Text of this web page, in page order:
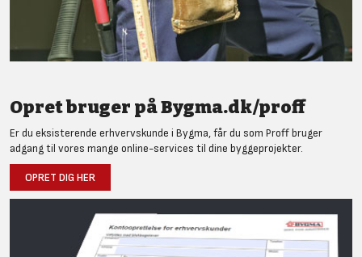
Opret bruger på Bygma.dk/proff
Er du eksisterende erhvervskunde i Bygma, får du som Proff bruger
adgang til vores mange online-services til dine byggeprojekter.
OPRET DIG HER